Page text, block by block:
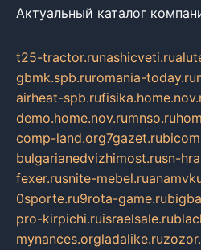
Актуальный каталог
t25-tractor.runashicveti.ru
gbmk.spb.ruromania-today.ru
airheat-spb.ru
demo.home.nov.rumnso.ru
comp-land.org7gazet.ru
bulgarianedvizhimost.rusn-
fexer.rusnite-mebel.ru
0sporte.ru9rota-game.ru
pro-kirpichi.ruisraelsale.ru
mynances.orgladalike.ru